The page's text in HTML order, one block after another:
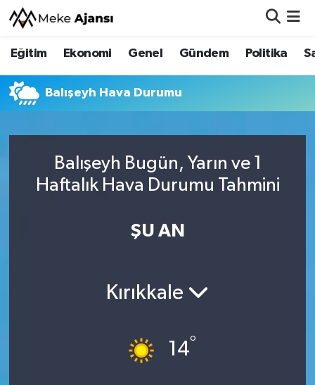
Eğitim Ekonomi Genel Gündem Politika
Balışeyh Hava Durumu
Balışeyh Bugün, Yarın ve 1
Haftalık Hava Durumu Tahmini
ŞU AN
Kırıkkale
14°
Eğitim
Ekonomi
Gündem
Nöbetçi Eczaneler
Hava Durumu
Trafik Durumu